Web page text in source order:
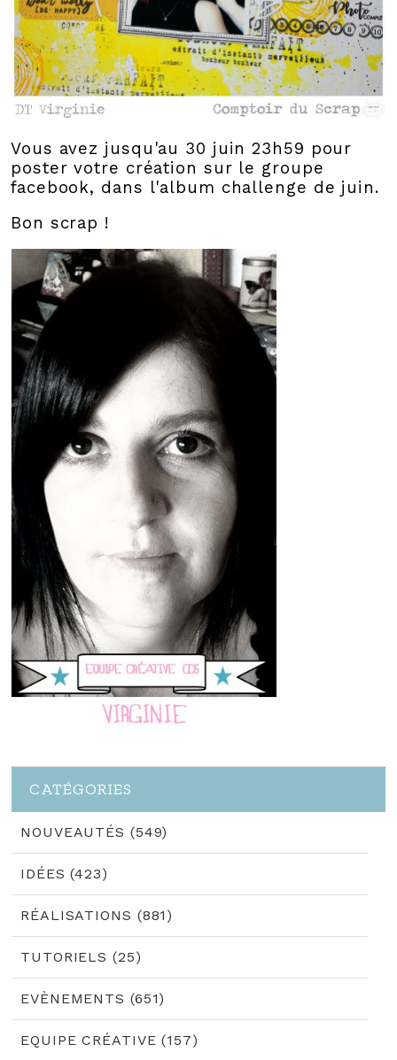
Vous avez jusqu'au 30 juin 23h59 pour
poster votre création sur le groupe
facebook, dans l'album challenge de juin.
Bon scrap !
CATÉGORIES
NOUVEAUTÉS (549)
IDÉES (423)
RÉALISATIONS (881)
TUTORIELS (25)
EVÈNEMENTS (651)
EQUIPE CRÉATIVE (157)